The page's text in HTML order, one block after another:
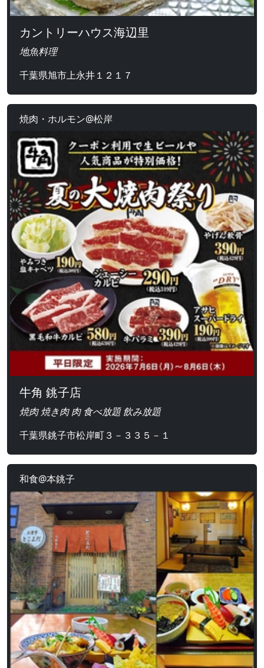
カントリーハウス海辺里
地魚料理
千葉県旭市上永井１２１７
焼肉・ホルモン@松岸
牛角 銚子店
焼肉 焼き肉 肉 食べ放題 飲み放題
千葉県銚子市松岸町３－３３５－１
和食@本銚子